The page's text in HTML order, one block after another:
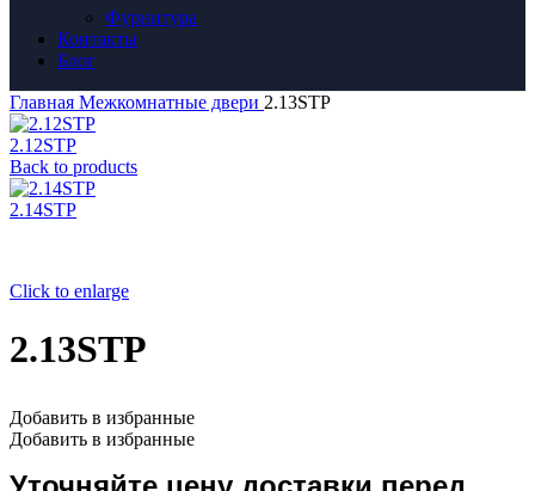
Фурнитура
Контакты
Блог
Главная Межкомнатные двери 2.13STP
2.12STP
Back to products
2.14STP
Click to enlarge
2.13STP
Добавить в избранные
Добавить в избранные